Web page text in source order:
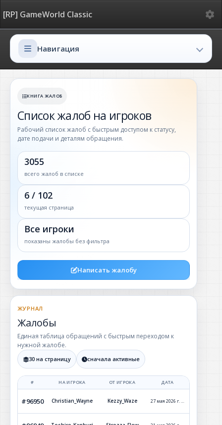
[RP] GameWorld Classic
Навигация
Навигация
КНИГА ЖАЛОБ
Список жалоб на игроков
Рабочий список жалоб с быстрым доступом к статусу,
дате подачи и деталям обращения.
3055
всего жалоб в списке
6 / 102
текущая страница
Все игроки
показаны жалобы без фильтра
Написать жалобу
ЖУРНАЛ
Жалобы
Единая таблица обращений с быстрым переходом к
нужной жалобе.
30 на страницу сначала активные
# НА ИГРОКА ОТ ИГРОКА ДАТА
#96950 Christian_Wayne Kezzy_Waze 27 мая 2026 г. 12:11